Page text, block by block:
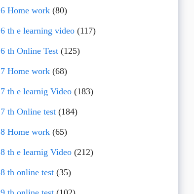
6 Home work(80)
6 th e learning video(117)
6 th Online Test(125)
7 Home work(68)
7 th e learnig Video(183)
7 th Online test(184)
8 Home work(65)
8 th e learnig Video(212)
8 th online test(35)